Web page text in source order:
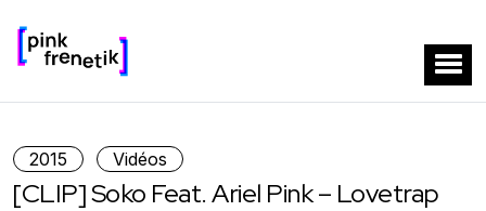
2015 Vidéos
[CLIP] Soko Feat. Ariel Pink – Lovetrap